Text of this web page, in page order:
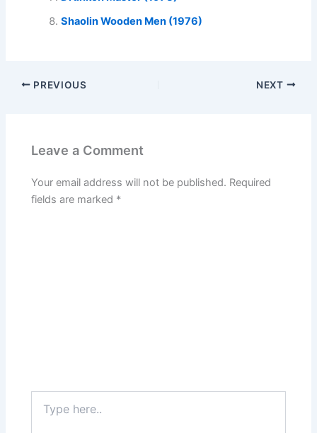
Shaolin Wooden Men (1976)
PREVIOUS NEXT
Leave a Comment
Your email address will not be published. Required
fields are marked *
here..